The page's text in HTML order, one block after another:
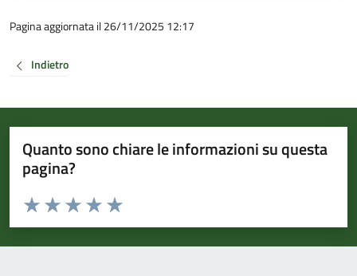
Pagina aggiornata il 26/11/2025 12:17
Indietro
Quanto sono chiare le informazioni su questa
pagina?
Valuta da 1 a 5 stelle la pagina
Valuta 5 stelle su 5
Valuta 4 stelle su 5
Valuta 3 stelle su 5
Valuta 2 stelle su 5
Valuta 1 stelle su 5